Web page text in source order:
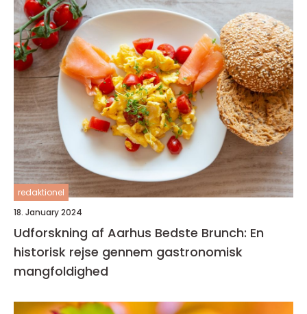
redaktionel
18. January 2024
Udforskning af Aarhus Bedste Brunch: En
historisk rejse gennem gastronomisk
mangfoldighed